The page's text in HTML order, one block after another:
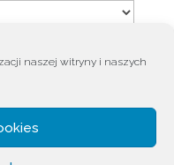
naszej witryny i naszych
KONTAKT